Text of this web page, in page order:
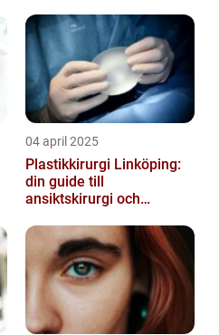
04 april 2025
Plastikkirurgi Linköping:
din guide till
ansiktskirurgi och